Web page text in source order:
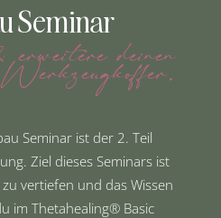
Seminar
erweitere deinen
Werkzeugkoffer.
Seminar ist der 2. Teil
Ziel dieses Seminars ist
vertiefen und das Wissen
im Thetahealing® Basic